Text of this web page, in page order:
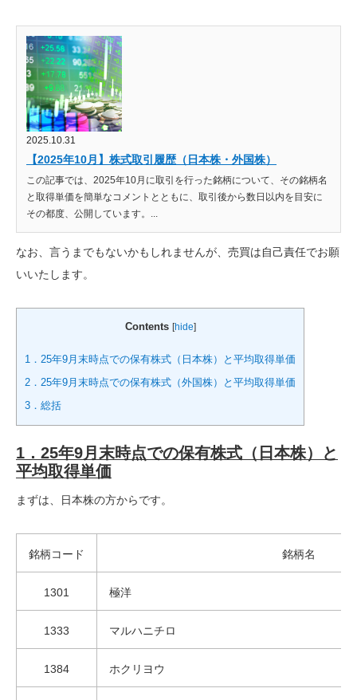
2025.10.31
【2025年10月】株式取引履歴（日本株・外国株）
この記事では、2025年10月に取引を行った銘柄について、その銘柄名
と取得単価を簡単なコメントとともに、取引後から数日以内を目安に
その都度、公開しています。...
なお、言うまでもないかもしれませんが、売買は自己責任でお願
いいたします。
Contents [hide]
1．25年9月末時点での保有株式（日本株）と平均取得単価
2．25年9月末時点での保有株式（外国株）と平均取得単価
3．総括
1．25年9月末時点での保有株式（日本株）と
平均取得単価
まずは、日本株の方からです。
銘柄コード 銘柄名
1301 極洋
1333 マルハニチロ
1384 ホクリヨウ